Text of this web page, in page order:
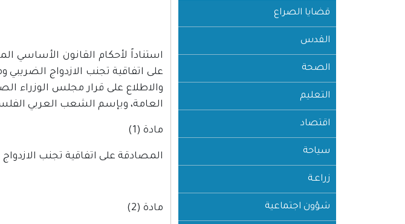
قضايا الصراع
القدس
الصحة
التعليم
اقتصاد
سياحة
زراعـة
شؤون اجتماعية
على اتفاقية تجنب الازدواج الضريبي
العامة، وبإسم الشعب العربي
مادة (1)
المصادقة على اتفاقية تجنب
مادة (2)